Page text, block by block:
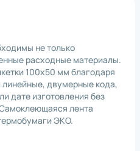
не только
расходные материалы.
100х50 мм благодаря
двумерные кода,
дате изготовления без
лента
ЭКО.
мм) позволяют
в различное